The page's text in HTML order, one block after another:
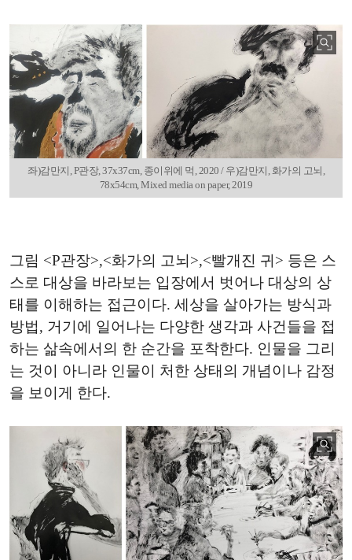
좌)감만지, P관장, 37x37cm, 종이위에 먹, 2020 / 우)감만지, 화가의 고뇌,
78x54cm, Mixed media on paper, 2019
그림 <P관장>,<화가의 고뇌>,<빨개진 귀> 등은 스
스로 대상을 바라보는 입장에서 벗어나 대상의 상
태를 이해하는 접근이다. 세상을 살아가는 방식과
방법, 거기에 일어나는 다양한 생각과 사건들을 접
하는 삶속에서의 한 순간을 포착한다. 인물을 그리
는 것이 아니라 인물이 처한 상태의 개념이나 감정
을 보이게 한다.